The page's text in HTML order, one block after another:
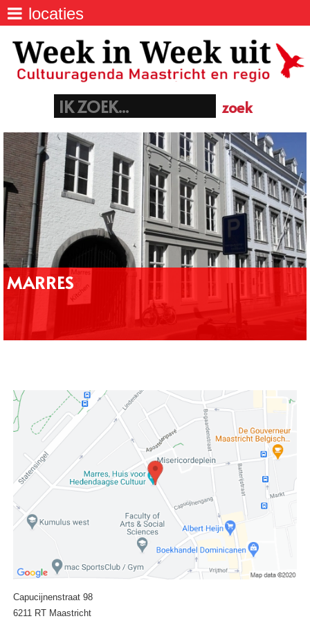
agenda >
locaties >
aanmelden evenement >
Week IN Week UIT - Uitagenda van
Maastricht
Batterijstraat 48, 6211 SJ Maastricht
06 40 23 06 21
info@maastrichtnet.nl
locaties
MARRES
Capucijnenstraat 98
6211 RT Maastricht